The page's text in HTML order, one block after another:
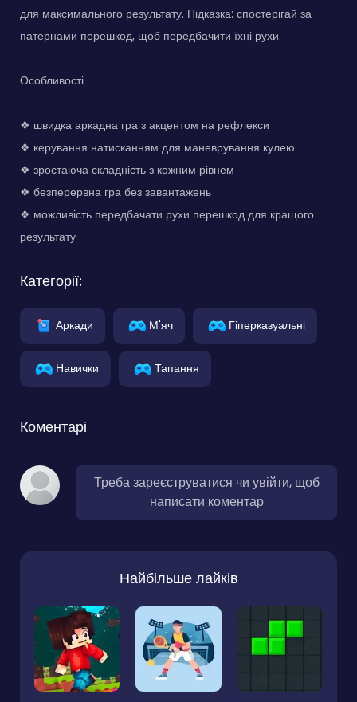
для максимального результату. Підказка: спостерігай за
патернами перешкод, щоб передбачити їхні рухи.
Особливості
❖ швидка аркадна гра з акцентом на рефлекси
❖ керування натисканням для маневрування кулею
❖ зростаюча складність з кожним рівнем
❖ безперервна гра без завантажень
❖ можливість передбачати рухи перешкод для кращого
результату
Категорії:
Аркади М'яч Гіперказуальні
Навички Тапання
Коментарі
Треба зареєструватися чи увійти, щоб
написати коментар
Найбільше лайків